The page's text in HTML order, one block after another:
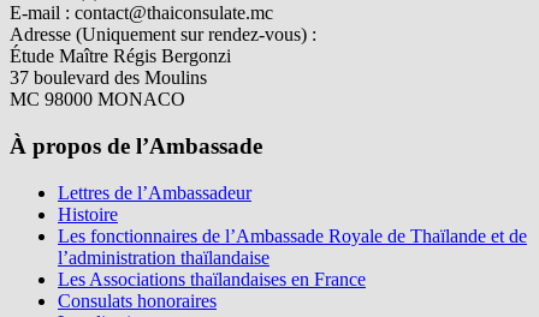
E-mail : contact@thaiconsulate.mc
Adresse (Uniquement sur rendez-vous) :
Étude Maître Régis Bergonzi
37 boulevard des Moulins
MC 98000 MONACO
À propos de l’Ambassade
Lettres de l’Ambassadeur
Histoire
Les fonctionnaires de l’Ambassade Royale de Thaïlande et de
l’administration thaïlandaise
Les Associations thaïlandaises en France
Consulats honoraires